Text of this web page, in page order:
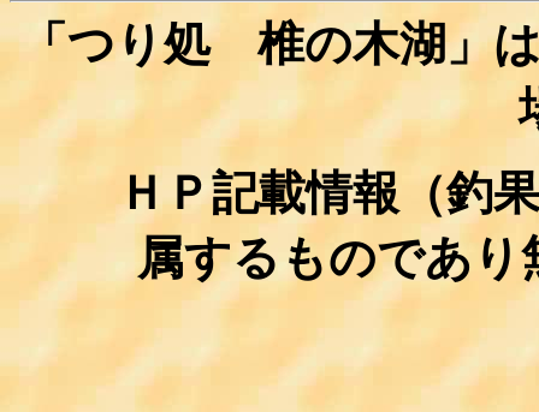
「つり処 椎の木湖」
ＨＰ記載情報（釣
属するものであ